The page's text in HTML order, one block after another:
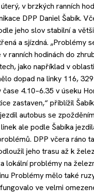
v brzkých ranních
DPP Daniel Šabík.
jeho slov stabilní a
a sjízdná. „Problémy
ranních hodinách do
jako například v
dopad na linky 116,
4.10–6.35 v úseku
zastaven,“ přiblížil
autobus se
ale podle Šabíka
DPP včera ráno
jeho trasu až k
lokální problémy na
Problémy mělo také
ve velmi